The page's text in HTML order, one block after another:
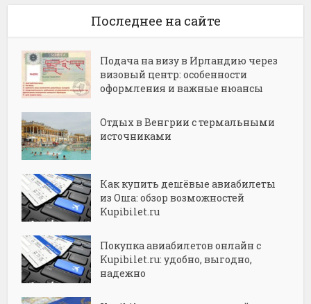
Последнее на сайте
Подача на визу в Ирландию через
визовый центр: особенности
оформления и важные нюансы
Отдых в Венгрии с термальными
источниками
Как купить дешёвые авиабилеты
из Оша: обзор возможностей
Kupibilet.ru
Покупка авиабилетов онлайн с
Kupibilet.ru: удобно, выгодно,
надежно